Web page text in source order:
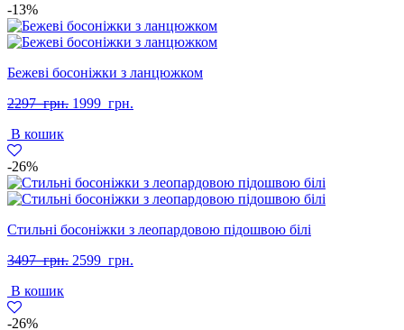
-13%
Бежеві босоніжки з ланцюжком
2297 грн. Оригінальна
1999 грн.
В кошик
-26%
Стильні босоніжки з леопардовою підошвою білі
3497 грн. Оригінальна
2599 грн.
В кошик
-26%